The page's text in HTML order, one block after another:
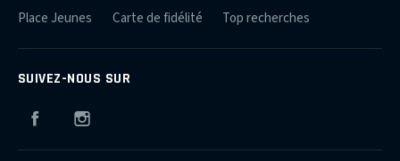
Place Jeunes
Carte de fidélité Top recherches
SUIVEZ-NOUS SUR
Facebook